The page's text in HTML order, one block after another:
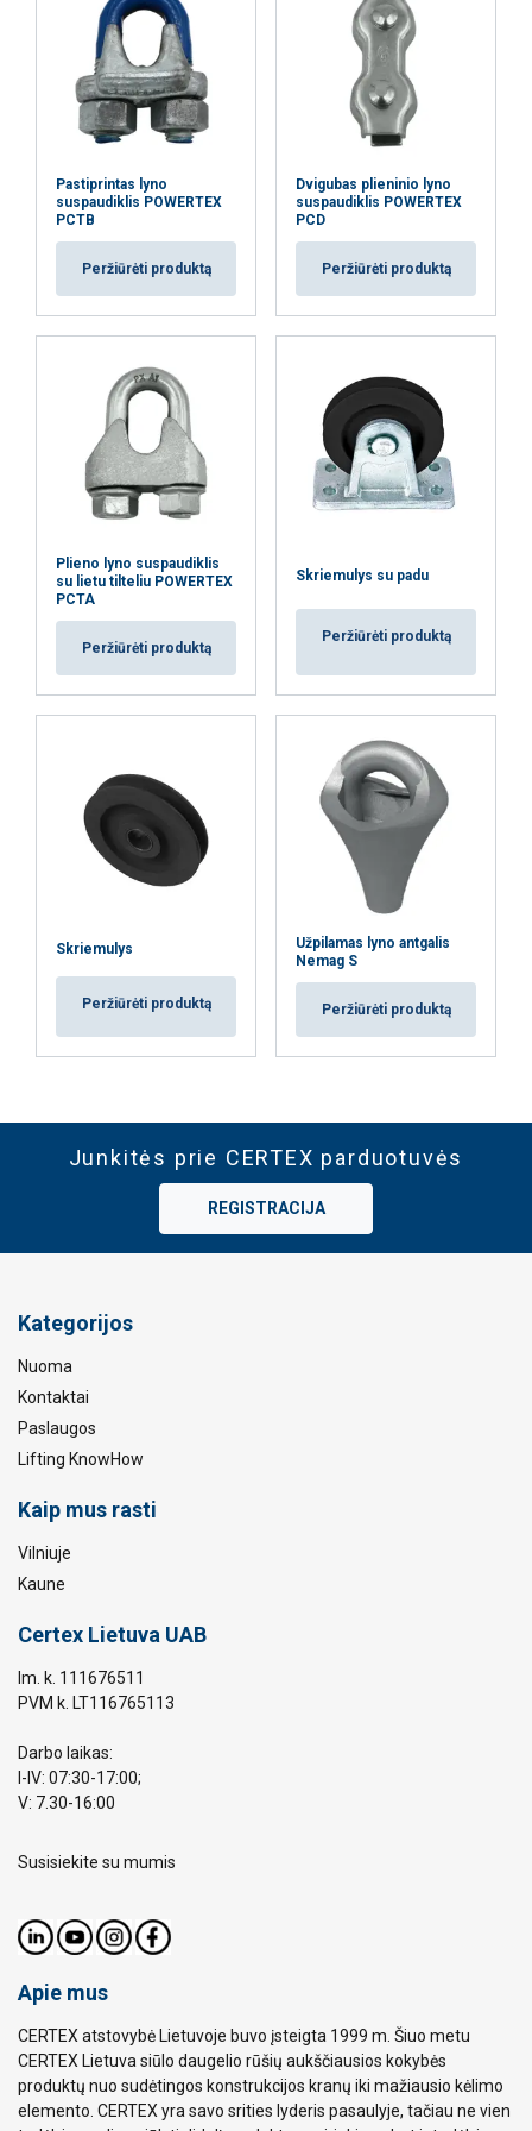
Pastiprintas lyno
suspaudiklis POWERTEX
PCTB
Peržiūrėti produktą
Dvigubas plieninio lyno
suspaudiklis POWERTEX
PCD
Peržiūrėti produktą
Plieno lyno suspaudiklis
su lietu tilteliu POWERTEX
PCTA
Peržiūrėti produktą
Skriemulys su padu
Peržiūrėti produktą
Skriemulys
Peržiūrėti produktą
Užpilamas lyno antgalis
Nemag S
Peržiūrėti produktą
Junkitės prie CERTEX parduotuvės
REGISTRACIJA
Kategorijos
Nuoma
Kontaktai
Paslaugos
Lifting KnowHow
Kaip mus rasti
Vilniuje
Kaune
Certex Lietuva UAB
Im. k. 111676511
PVM k. LT116765113
Darbo laikas:
I-IV: 07:30-17:00;
V: 7.30-16:00
Susisiekite su mumis
Apie mus
CERTEX atstovybė Lietuvoje buvo įsteigta 1999 m. Šiuo metu
CERTEX Lietuva siūlo daugelio rūšių aukščiausios kokybės
produktų nuo sudėtingos konstrukcijos kranų iki mažiausio kėlimo
elemento. CERTEX yra savo srities lyderis pasaulyje, tačiau ne vien
AŠ NESUTINKU
PARODYTI DETALIAU